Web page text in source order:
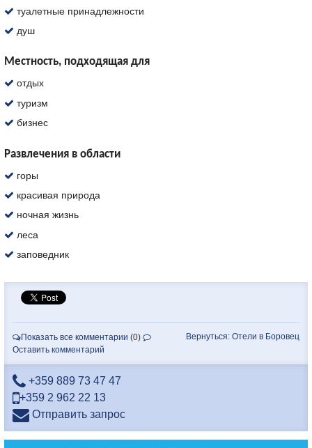
туалетные принадлежности
душ
Местность, подходящая для
отдых
туризм
бизнес
Развлечения в области
горы
красивая природа
ночная жизнь
леса
заповедник
Вернуться: Отели в Боровец
Показать все комментарии (0)
Оставить комментарий
+359 889 73 47 47
+359 2 962 22 13
Отправить запрос